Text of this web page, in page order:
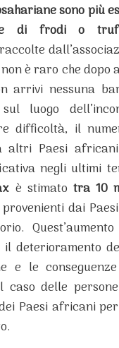
sono più
di frodi o
è raro che dopo
arrivi nessuna
luogo
difficoltà, il
altri Paesi
negli ultimi
è stimato tra 10
dai
deterioramento
e le
caso delle
Paesi africani